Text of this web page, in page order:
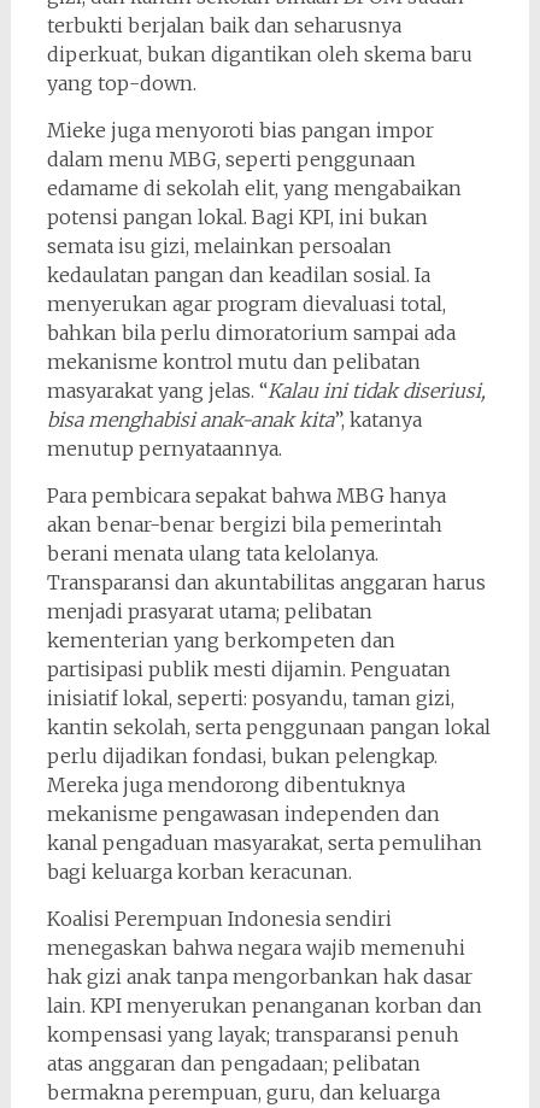
terbukti berjalan baik dan seharusnya
diperkuat, bukan digantikan oleh skema baru
yang top-down.
Mieke juga menyoroti bias pangan impor
dalam menu MBG, seperti penggunaan
edamame di sekolah elit, yang mengabaikan
potensi pangan lokal. Bagi KPI, ini bukan
semata isu gizi, melainkan persoalan
kedaulatan pangan dan keadilan sosial. Ia
menyerukan agar program dievaluasi total,
bahkan bila perlu dimoratorium sampai ada
mekanisme kontrol mutu dan pelibatan
masyarakat yang jelas. “Kalau ini tidak diseriusi,
bisa menghabisi anak-anak kita”, katanya
menutup pernyataannya.
Para pembicara sepakat bahwa MBG hanya
akan benar-benar bergizi bila pemerintah
berani menata ulang tata kelolanya.
Transparansi dan akuntabilitas anggaran harus
menjadi prasyarat utama; pelibatan
kementerian yang berkompeten dan
partisipasi publik mesti dijamin. Penguatan
inisiatif lokal, seperti: posyandu, taman gizi,
kantin sekolah, serta penggunaan pangan lokal
perlu dijadikan fondasi, bukan pelengkap.
Mereka juga mendorong dibentuknya
mekanisme pengawasan independen dan
kanal pengaduan masyarakat, serta pemulihan
bagi keluarga korban keracunan.
Koalisi Perempuan Indonesia sendiri
menegaskan bahwa negara wajib memenuhi
hak gizi anak tanpa mengorbankan hak dasar
lain. KPI menyerukan penanganan korban dan
kompensasi yang layak; transparansi penuh
atas anggaran dan pengadaan; pelibatan
bermakna perempuan, guru, dan keluarga